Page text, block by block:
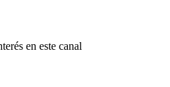
en este canal